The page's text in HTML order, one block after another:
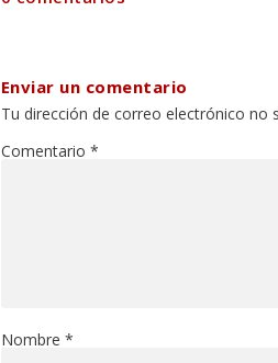
Enviar un comentario
Tu dirección de correo electrónico no
Comentario *
Nombre *